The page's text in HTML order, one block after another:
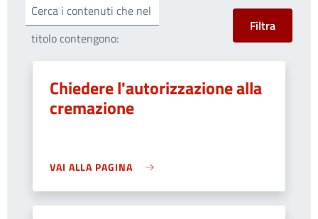
Cerca i contenuti che nel
titolo contengono:
Chiedere l'autorizzazione alla
cremazione
VAI ALLA PAGINA